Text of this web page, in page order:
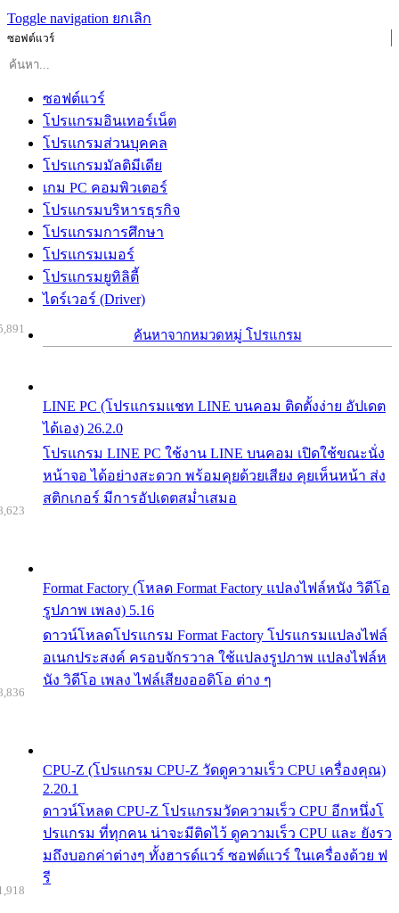
Toggle navigation ยกเลิก
ซอฟต์แวร์
ซอฟต์แวร์
โปรแกรมอินเทอร์เน็ต
โปรแกรมส่วนบุคคล
โปรแกรมมัลติมีเดีย
เกม PC คอมพิวเตอร์
โปรแกรมบริหารธุรกิจ
โปรแกรมการศึกษา
โปรแกรมเมอร์
โปรแกรมยูทิลิตี้
ไดร์เวอร์ (Driver)
ค้นหาจากหมวดหมู่ โปรแกรม
LINE PC (โปรแกรมแชท LINE บนคอม ติดตั้งง่าย อัปเดต
ได้เอง) 26.2.0
โปรแกรม LINE PC ใช้งาน LINE บนคอม เปิดใช้ขณะนั่ง
หน้าจอ ได้อย่างสะดวก พร้อมคุยด้วยเสียง คุยเห็นหน้า ส่ง
สติกเกอร์ มีการอัปเดตสม่ำเสมอ
Format Factory (โหลด Format Factory แปลงไฟล์หนัง วิดีโอ
รูปภาพ เพลง) 5.16
ดาวน์โหลดโปรแกรม Format Factory โปรแกรมแปลงไฟล์
อเนกประสงค์ ครอบจักรวาล ใช้แปลงรูปภาพ แปลงไฟล์ห
นัง วิดีโอ เพลง ไฟล์เสียงออดิโอ ต่าง ๆ
CPU-Z (โปรแกรม CPU-Z วัดดูความเร็ว CPU เครื่องคุณ)
2.20.1
ดาวน์โหลด CPU-Z โปรแกรมวัดความเร็ว CPU อีกหนึ่งโ
ปรแกรม ที่ทุกคน น่าจะมีติดไว้ ดูความเร็ว CPU และ ยังรว
มถึงบอกค่าต่างๆ ทั้งฮารด์แวร์ ซอฟต์แวร์ ในเครื่องด้วย ฟ
รี